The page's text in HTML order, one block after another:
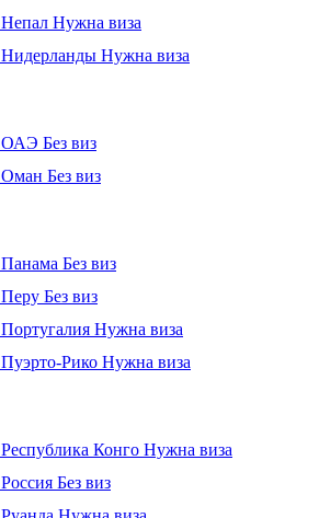
Непал Нужна виза
Нидерланды Нужна виза
ОАЭ Без виз
Оман Без виз
Панама Без виз
Перу Без виз
Португалия Нужна виза
Пуэрто-Рико Нужна виза
Республика Конго Нужна виза
Россия Без виз